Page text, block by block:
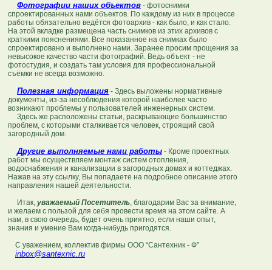
Фотографии наших объектов - фотоснимки
спроектированных нами объектов. По каждому из них в процессе
работы обязательно ведётся фотоархив - как было, и как стало.
На этой вкладке размещена часть снимков из этих архивов с
краткими пояснениями. Все показанное на снимках было
спроектировано и выполнено нами. Заранее просим прощения за
невысокое качество части фотографий. Ведь объект - не
фотостудия, и создать там условия для профессиональной
съёмки не всегда возможно.
Полезная информация - Здесь выложены нормативные
документы, из-за несоблюдения которой наиболее часто
возникают проблемы у пользователей инженерных систем.
Здесь же расположены статьи, раскрывающие большинство
проблем, с которыми сталкивается человек, строящий свой
загородный дом.
Другие выполняемые нами работы - Кроме проектных
работ мы осуществляем монтаж систем отопления,
водоснабжения и канализации в загородных домах и коттеджах.
Нажав на эту ссылку, Вы попадаете на подробное описание этого
направления нашей деятельности.
Итак, уважаемый Посетитель, благодарим Вас за внимание,
и желаем с пользой для себя провести время на этом сайте. А
нам, в свою очередь, будет очень приятно, если наши опыт,
знания и умение Вам когда-нибудь пригодятся.
С уважением, коллектив фирмы ООО “Сантехник - Ф”
inbox@santexnic.ru